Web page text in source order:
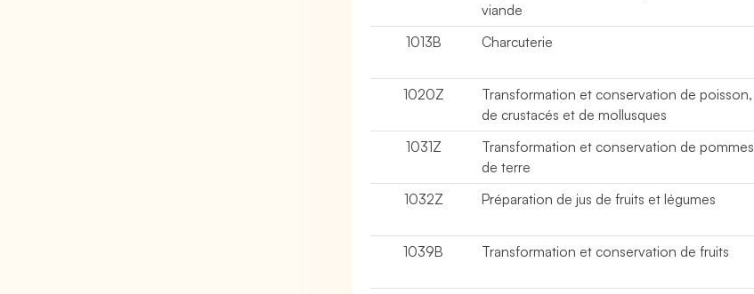
viande
1013B
Charcuterie
1020Z
Transformation et conservation de poisson,
de crustacés et de mollusques
1031Z
Transformation et conservation de pommes
de terre
1032Z
Préparation de jus de fruits et légumes
1039B
Transformation et conservation de fruits